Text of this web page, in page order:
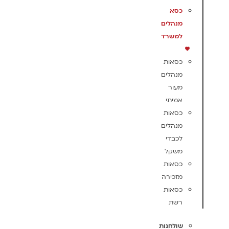
כסא
מנהלים
למשרד
כסאות
מנהלים
מעור
אמיתי
כסאות
מנהלים
לכבדי
משקל
כסאות
מזכירה
כסאות
רשת
שולחנות